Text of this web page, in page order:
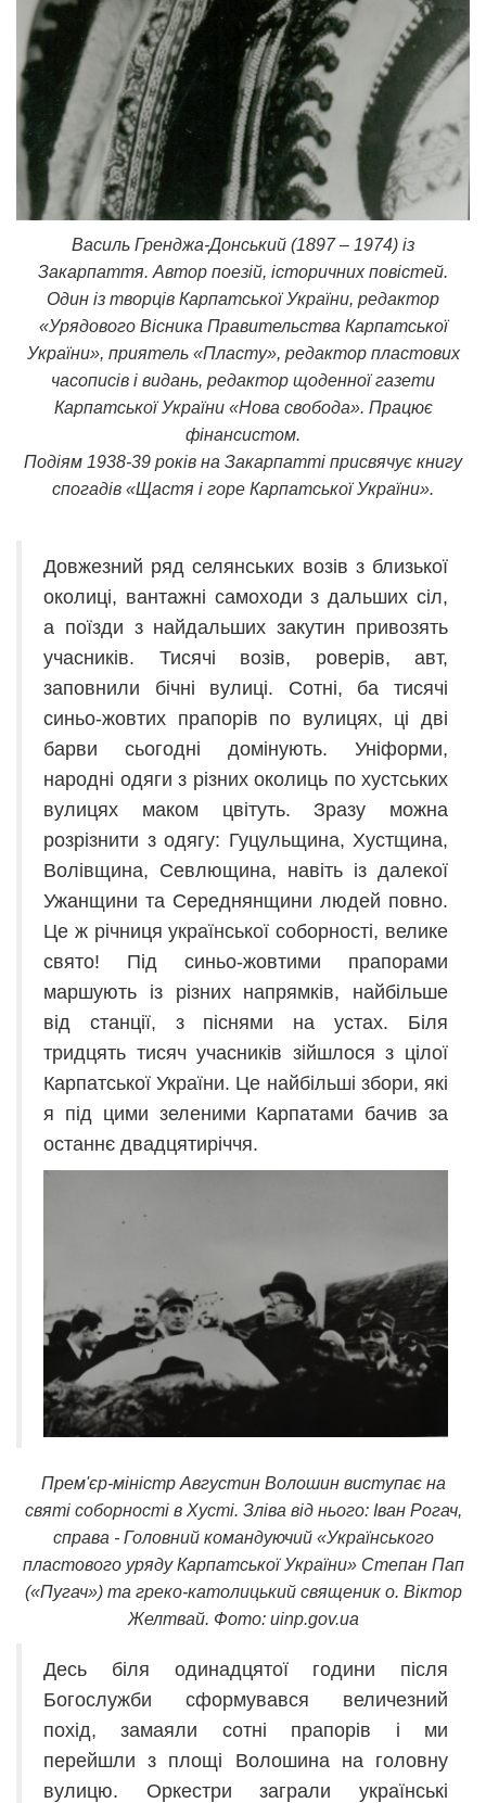
Василь Гренджа-Донський (1897 – 1974) із
Закарпаття. Автор поезій, історичних повістей.
Один із творців Карпатської України, редактор
«Урядового Вісника Правительства Карпатської
України», приятель «Пласту», редактор пластових
часописів і видань, редактор щоденної газети
Карпатської України «Нова свобода». Працює
фінансистом.
Подіям 1938-39 років на Закарпатті присвячує книгу
спогадів «Щастя і горе Карпатської України».
Довжезний ряд селянських возів з близької
околиці, вантажні самоходи з дальших сіл,
а поїзди з найдальших закутин привозять
учасників. Тисячі возів, роверів, авт,
заповнили бічні вулиці. Сотні, ба тисячі
синьо-жовтих прапорів по вулицях, ці дві
барви сьогодні домінують. Уніформи,
народні одяги з різних околиць по хустських
вулицях маком цвітуть. Зразу можна
розрізнити з одягу: Гуцульщина, Хустщина,
Волівщина, Севлющина, навіть із далекої
Ужанщини та Середнянщини людей повно.
Це ж річниця української соборності, велике
свято! Під синьо-жовтими прапорами
маршують із різних напрямків, найбільше
від станції, з піснями на устах. Біля
тридцять тисяч учасників зійшлося з цілої
Карпатської України. Це найбільші збори, які
я під цими зеленими Карпатами бачив за
останнє двадцятиріччя.
Прем'єр-міністр Августин Волошин виступає на
святі соборності в Хусті. Зліва від нього: Іван Рогач,
справа - Головний командуючий «Українського
пластового уряду Карпатської України» Степан Пап
(«Пугач») та греко-католицький священик о. Віктор
Желтвай. Фото: uinp.gov.ua
Десь біля одинадцятої години після
Богослужби сформувався величезний
похід, замаяли сотні прапорів і ми
перейшли з площі Волошина на головну
вулицю. Оркестри заграли українські